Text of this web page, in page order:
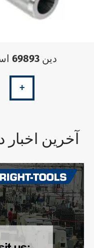
دين 69893 اسکري پرتگاه کالت چاک
+
آخرین اخبار